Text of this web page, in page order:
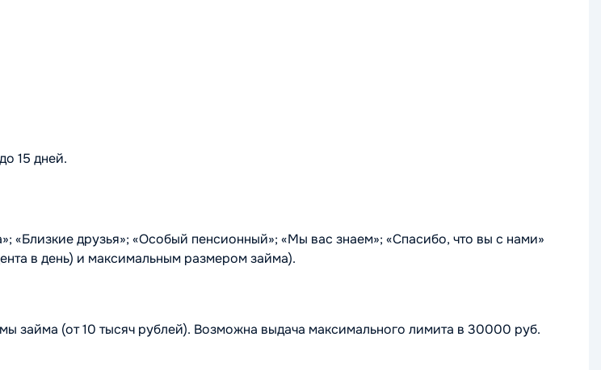
15 дней.
«Близкие друзья»; «Особый пенсионный»; «Мы вас знаем»; «Спасибо, что вы с нами»
в день) и максимальным размером займа).
(от 10 тысяч рублей). Возможна выдача максимального лимита в 30000 руб.